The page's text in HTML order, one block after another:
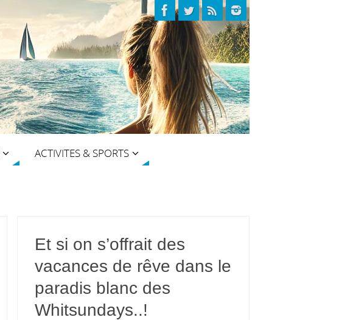
ACTIVITES & SPORTS
Et si on s’offrait des
vacances de rêve dans le
paradis blanc des
Whitsundays..!